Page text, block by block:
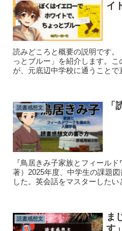
イ
読みどころと概要の説明です
っとブルー」を紹介します。
が、元底辺中学校に通うことで
読書感想文 「
『鳥居きみ子家族とフィール
著）2025年度、中学生の課題
した。英会話をマスターした
読書感想文
ま
す